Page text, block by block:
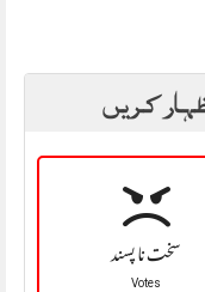
کریں
سخت نا پسند
Votes